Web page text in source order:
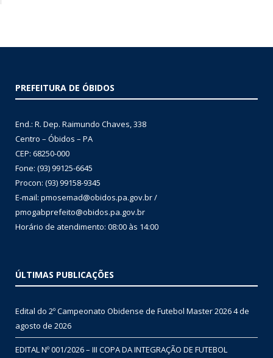
PREFEITURA DE ÓBIDOS
End.: R. Dep. Raimundo Chaves, 338
Centro – Óbidos – PA
CEP: 68250-000
Fone: (93) 99125-6645
Procon: (93) 99158-9345
E-mail: pmosemad@obidos.pa.gov.br /
pmogabprefeito@obidos.pa.gov.br
Horário de atendimento: 08:00 às 14:00
ÚLTIMAS PUBLICAÇÕES
Edital do 2º Campeonato Obidense de Futebol Master 20264 de
agosto de 2026
EDITAL Nº 001/2026 – III COPA DA INTEGRAÇÃO DE FUTEBOL